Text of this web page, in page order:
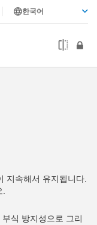
한국어
지속해서 유지됩니다.
식 방지성으로 그리